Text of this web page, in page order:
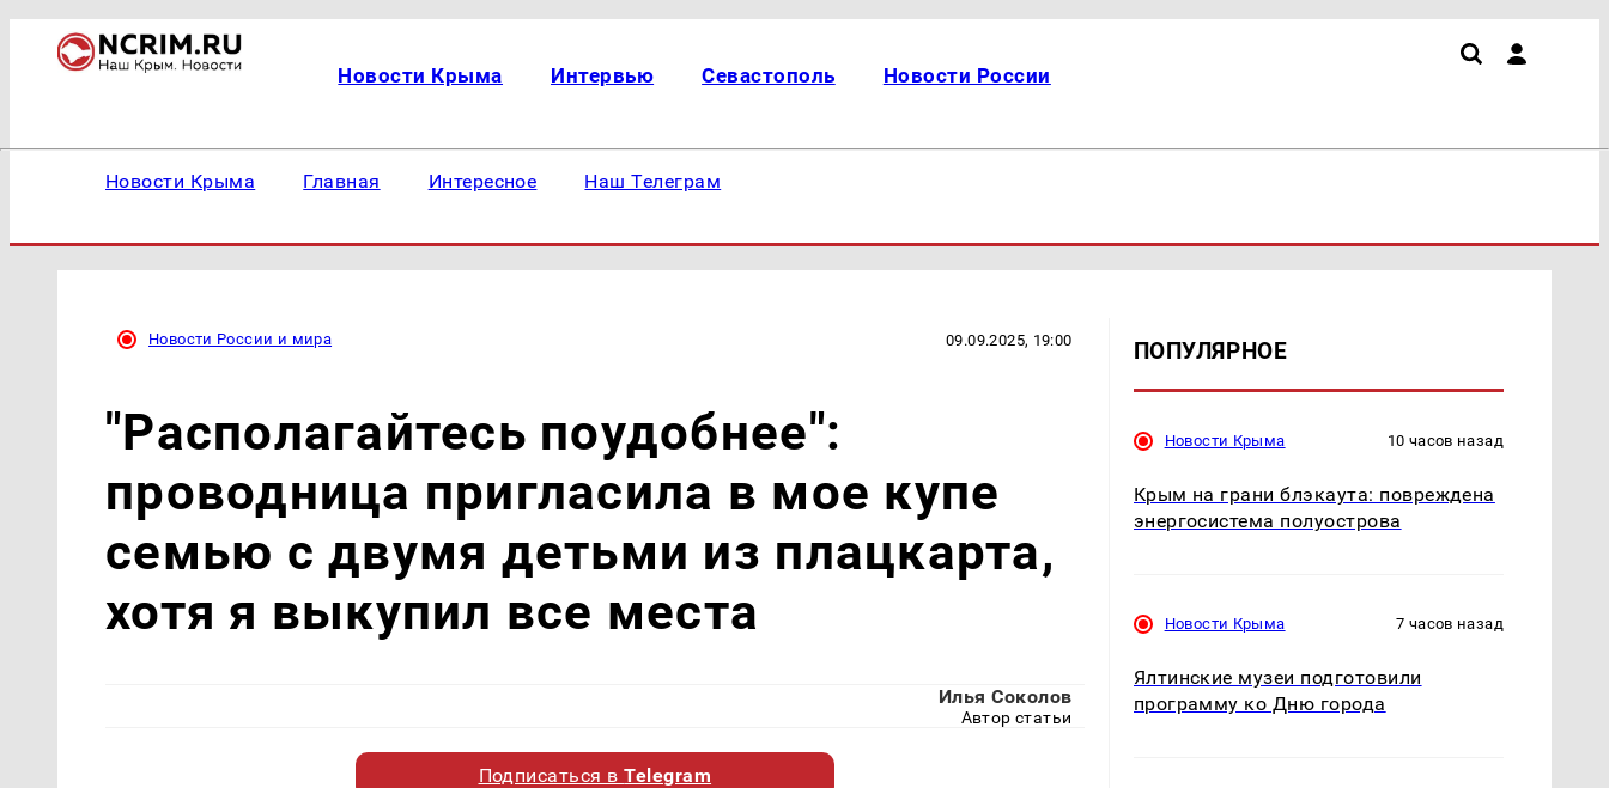
Новости Крыма Интервью Севастополь Новости России
Новости Крыма Главная Интересное Наш Телеграм
Новости России и мира 09.09.2025, 19:00
"Располагайтесь поудобнее":
проводница пригласила в мое купе
семью с двумя детьми из плацкарта,
хотя я выкупил все места
Илья Соколов
Автор статьи
Подписаться вTelegram
ПОПУЛЯРНОЕ
Новости Крыма 10 часов назад
Крым на грани блэкаута: повреждена
энергосистема полуострова
Новости Крыма 7 часов назад
Ялтинские музеи подготовили
программу ко Дню города